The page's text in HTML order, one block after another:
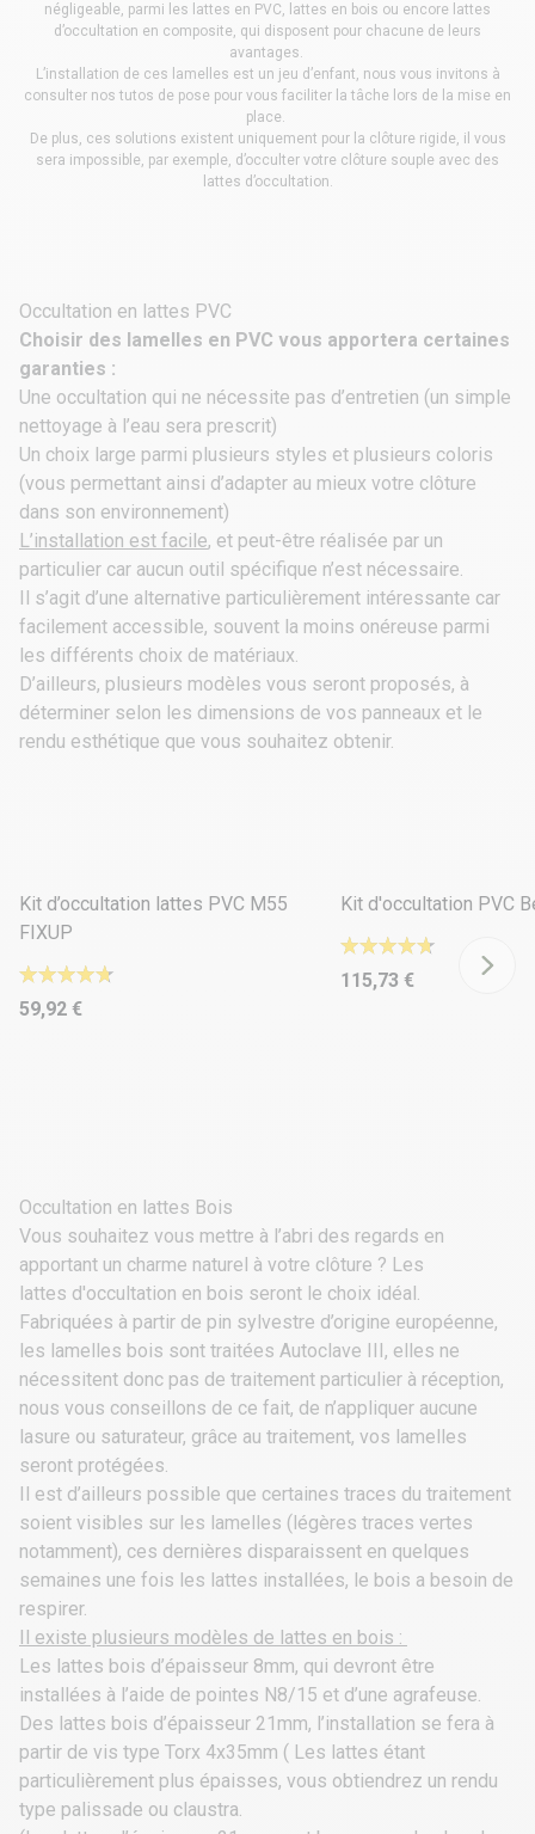
négligeable, parmi les lattes en PVC, lattes en bois ou encore lattes
d’occultation en composite, qui disposent pour chacune de leurs
avantages.
L’installation de ces lamelles est un jeu d’enfant, nous vous invitons à
consulter nos tutos de pose pour vous faciliter la tâche lors de la mise en
place.
De plus, ces solutions existent uniquement pour la clôture rigide, il vous
sera impossible, par exemple, d’occulter votre clôture souple avec des
lattes d’occultation.
Occultation en lattes PVC
Choisir des lamelles en PVC vous apportera certaines
garanties :
Une occultation qui ne nécessite pas d’entretien (un simple
nettoyage à l’eau sera prescrit)
Un choix large parmi plusieurs styles et plusieurs coloris
(vous permettant ainsi d’adapter au mieux votre clôture
dans son environnement)
L’installation est facile, et peut-être réalisée par un
particulier car aucun outil spécifique n’est nécessaire.
Il s’agit d’une alternative particulièrement intéressante car
facilement accessible, souvent la moins onéreuse parmi
les différents choix de matériaux.
D’ailleurs, plusieurs modèles vous seront proposés, à
déterminer selon les dimensions de vos panneaux et le
rendu esthétique que vous souhaitez obtenir.
Kit d’occultation lattes PVC M55
FIXUP
59,92 €
Kit d'occultation PVC
115,73 €
Occultation en lattes Bois
Vous souhaitez vous mettre à l’abri des regards en
apportant un charme naturel à votre clôture ? Les
lattes d'occultation en bois seront le choix idéal.
Fabriquées à partir de pin sylvestre d’origine européenne,
les lamelles bois sont traitées Autoclave III, elles ne
nécessitent donc pas de traitement particulier à réception,
nous vous conseillons de ce fait, de n’appliquer aucune
lasure ou saturateur, grâce au traitement, vos lamelles
seront protégées.
Il est d’ailleurs possible que certaines traces du traitement
soient visibles sur les lamelles (légères traces vertes
notamment), ces dernières disparaissent en quelques
semaines une fois les lattes installées, le bois a besoin de
respirer.
Il existe plusieurs modèles de lattes en bois :
Les lattes bois d’épaisseur 8mm, qui devront être
installées à l’aide de pointes N8/15 et d’une agrafeuse.
Des lattes bois d’épaisseur 21mm, l’installation se fera à
partir de vis type Torx 4x35mm ( Les lattes étant
particulièrement plus épaisses, vous obtiendrez un rendu
type palissade ou claustra.